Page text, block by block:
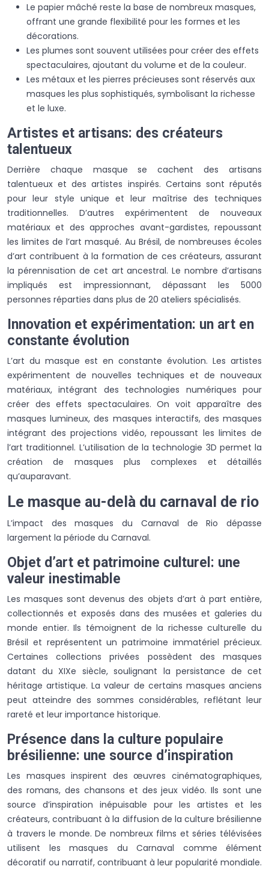
Le papier mâché reste la base de nombreux masques,
offrant une grande flexibilité pour les formes et les
décorations.
Les plumes sont souvent utilisées pour créer des effets
spectaculaires, ajoutant du volume et de la couleur.
Les métaux et les pierres précieuses sont réservés aux
masques les plus sophistiqués, symbolisant la richesse
et le luxe.
Artistes et artisans: des créateurs
talentueux
Derrière chaque masque se cachent des artisans
talentueux et des artistes inspirés. Certains sont réputés
pour leur style unique et leur maîtrise des techniques
traditionnelles. D’autres expérimentent de nouveaux
matériaux et des approches avant-gardistes, repoussant
les limites de l’art masqué. Au Brésil, de nombreuses écoles
d’art contribuent à la formation de ces créateurs, assurant
la pérennisation de cet art ancestral. Le nombre d’artisans
impliqués est impressionnant, dépassant les 5000
personnes réparties dans plus de 20 ateliers spécialisés.
Innovation et expérimentation: un art en
constante évolution
L’art du masque est en constante évolution. Les artistes
expérimentent de nouvelles techniques et de nouveaux
matériaux, intégrant des technologies numériques pour
créer des effets spectaculaires. On voit apparaître des
masques lumineux, des masques interactifs, des masques
intégrant des projections vidéo, repoussant les limites de
l’art traditionnel. L’utilisation de la technologie 3D permet la
création de masques plus complexes et détaillés
qu’auparavant.
Le masque au-delà du carnaval de rio
L’impact des masques du Carnaval de Rio dépasse
largement la période du Carnaval.
Objet d’art et patrimoine culturel: une
valeur inestimable
Les masques sont devenus des objets d’art à part entière,
collectionnés et exposés dans des musées et galeries du
monde entier. Ils témoignent de la richesse culturelle du
Brésil et représentent un patrimoine immatériel précieux.
Certaines collections privées possèdent des masques
datant du XIXe siècle, soulignant la persistance de cet
héritage artistique. La valeur de certains masques anciens
peut atteindre des sommes considérables, reflétant leur
rareté et leur importance historique.
Présence dans la culture populaire
brésilienne: une source d’inspiration
Les masques inspirent des œuvres cinématographiques,
des romans, des chansons et des jeux vidéo. Ils sont une
source d’inspiration inépuisable pour les artistes et les
créateurs, contribuant à la diffusion de la culture brésilienne
à travers le monde. De nombreux films et séries télévisées
utilisent les masques du Carnaval comme élément
décoratif ou narratif, contribuant à leur popularité mondiale.